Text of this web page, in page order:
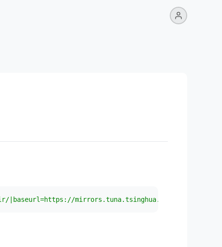
|baseurl=https://mirrors.tuna.tsinghua.edu.cn/centos-